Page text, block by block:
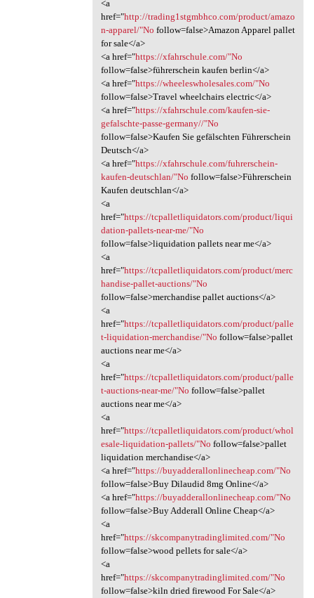
<a
href="http://trading1stgmbhco.com/product/amazo
n-apparel/"No follow=false>Amazon Apparel pallet
for sale</a>
<a href="https://xfahrschule.com/"No
follow=false>führerschein kaufen berlin</a>
<a href="https://wheeleswholesales.com/"No
follow=false>Travel wheelchairs electric</a>
<a href="https://xfahrschule.com/kaufen-sie-
gefalschte-passe-germany//"No
follow=false>Kaufen Sie gefälschten Führerschein
Deutsch</a>
<a href="https://xfahrschule.com/fuhrerschein-
kaufen-deutschlan/"No follow=false>Führerschein
Kaufen deutschlan</a>
<a
href="https://tcpalletliquidators.com/product/liqui
dation-pallets-near-me/"No
follow=false>liquidation pallets near me</a>
<a
href="https://tcpalletliquidators.com/product/merc
handise-pallet-auctions/"No
follow=false>merchandise pallet auctions</a>
<a
href="https://tcpalletliquidators.com/product/palle
t-liquidation-merchandise/"No follow=false>pallet
auctions near me</a>
<a
href="https://tcpalletliquidators.com/product/palle
t-auctions-near-me/"No follow=false>pallet
auctions near me</a>
<a
href="https://tcpalletliquidators.com/product/whol
esale-liquidation-pallets/"No follow=false>pallet
liquidation merchandise</a>
<a href="https://buyadderallonlinecheap.com/"No
follow=false>Buy Dilaudid 8mg Online</a>
<a href="https://buyadderallonlinecheap.com/"No
follow=false>Buy Adderall Online Cheap</a>
<a
href="https://skcompanytradinglimited.com/"No
follow=false>wood pellets for sale</a>
<a
href="https://skcompanytradinglimited.com/"No
follow=false>kiln dried firewood For Sale</a>